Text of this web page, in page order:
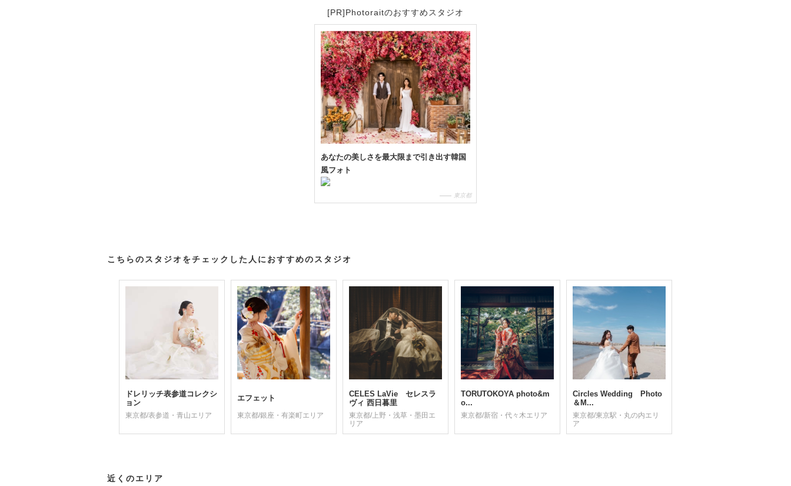
[PR]Photoraitのおすすめスタジオ
あなたの美しさを最大限まで引き出す韓国
風フォト
東京都
こちらのスタジオをチェックした人におすすめのスタジオ
ドレリッチ表参道コレクシ
ョン
東京都/表参道・青山エリア
エフェット
東京都/銀座・有楽町エリア
CELES LaVie セレスラ
ヴィ 西日暮里
東京都/上野・浅草・墨田エ
リア
TORUTOKOYA photo&m
o...
東京都/新宿・代々木エリア
Circles Wedding Photo
＆M...
東京都/東京駅・丸の内エリ
ア
近くのエリア